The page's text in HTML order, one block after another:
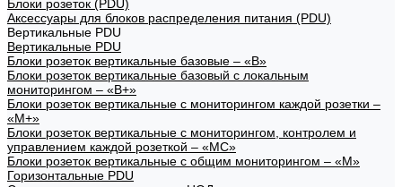
Блоки розеток (PDU)
Аксессуары для блоков распределения питания (PDU)
Вертикальные PDU
Вертикальные PDU
Блоки розеток вертикальные базовые – «В»
Блоки розеток вертикальные базовый с локальным
мониторингом – «В+»
Блоки розеток вертикальные с мониторингом каждой розетки –
«М+»
Блоки розеток вертикальные с мониторингом, контролем и
управлением каждой розеткой – «МС»
Блоки розеток вертикальные с общим мониторингом – «М»
Горизонтальные PDU